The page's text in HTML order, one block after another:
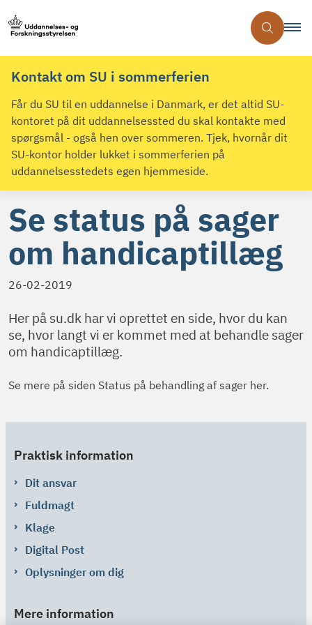
Kontakt om SU i sommerferien
Får du SU til en uddannelse i Danmark, er det altid SU-
kontoret på dit uddannelsessted du skal kontakte med
spørgsmål - også hen over sommeren. Tjek, hvornår dit
SU-kontor holder lukket i sommerferien på
uddannelsesstedets egen hjemmeside.
Se status på sager
om handicaptillæg
26-02-2019
Her på su.dk har vi oprettet en side, hvor du kan
se, hvor langt vi er kommet med at behandle sager
om handicaptillæg.
Se mere på siden Status på behandling af sager her.
Praktisk information
Dit ansvar
Fuldmagt
Klage
Digital Post
Oplysninger om dig
Mere information